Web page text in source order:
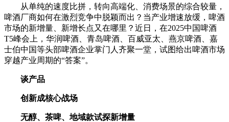
从单纯的速度比拼，转向高端化、消费场景的综合较量，
啤酒厂商如何在激烈竞争中脱颖而出？当产业增速放缓，啤酒
市场的新增量、新增长点又在哪里？近日，在2025中国啤酒
T5峰会上，华润啤酒、青岛啤酒、百威亚太、燕京啤酒、嘉
士伯中国等头部啤酒企业掌门人齐聚一堂，试图给出啤酒市场
穿越产业周期的“答案”。
谈产品
创新成核心战场
无醇、茶啤、地域款试探新增量